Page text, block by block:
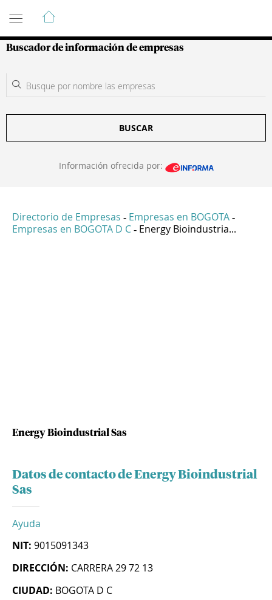
Guía de Empresas Colombianas
Buscador de información de empresas
BUSCAR
Información ofrecida por:
Directorio de Empresas - Empresas en BOGOTA -
Empresas en BOGOTA D C - Energy Bioindustria...
Energy Bioindustrial Sas
Datos de contacto de Energy Bioindustrial
Sas
Ayuda
NIT: 9015091343
DIRECCIÓN: CARRERA 29 72 13
CIUDAD: BOGOTA D C